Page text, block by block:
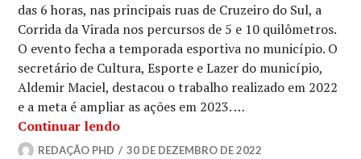
das 6 horas, nas principais ruas de Cruzeiro do Sul, a
Corrida da Virada nos percursos de 5 e 10 quilômetros.
O evento fecha a temporada esportiva no município. O
secretário de Cultura, Esporte e Lazer do município,
Aldemir Maciel, destacou o trabalho realizado em 2022
e a meta é ampliar as ações em 2023. …
Continuar lendo
REDAÇÃO PHD 30 DE DEZEMBRO DE 2022